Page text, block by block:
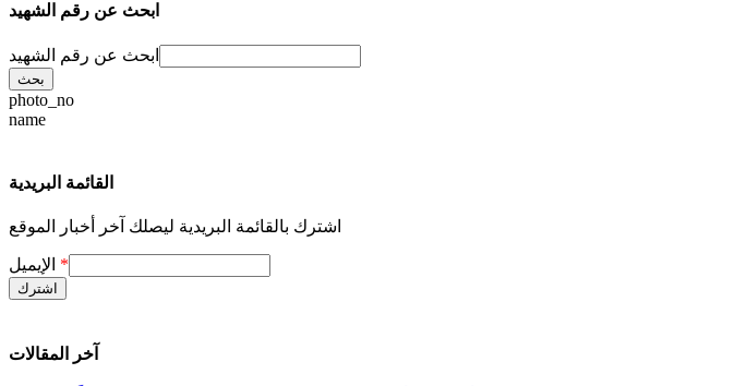
ابحث عن رقم الشهيد
ابحث عن رقم الشهيد
photo_no
name
القائمة البريدية
اشترك بالقائمة البريدية ليصلك آخر أخبار الموقع
*
آخر المقالات